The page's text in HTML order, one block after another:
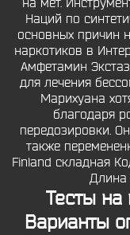
на мет.
Наций по
основных причин
наркотиков в
Амфетамин
для лечения
Марихуана
благодаря
передозировки.
также
Finland складная
Длина
Тесты на
Варианты